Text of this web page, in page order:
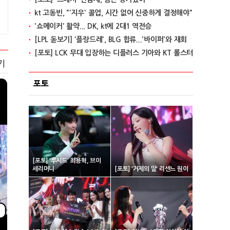
kt 고동빈, "'지우' 콜업, 시간 없어 신중하게 결정해야"
'쇼메이커' 활약... DK, kt에 2대1 역전승
[LPL 돋보기] '플랑드레', BLG 합류...'바이퍼'와 재회
[포토] LCK 무대 입장하는 디플러스 기아와 KT 롤스터
포토
[포토] '루시드' 최용혁, 브이
세리머니
[포토] '거제의 딸' 리센느 원이